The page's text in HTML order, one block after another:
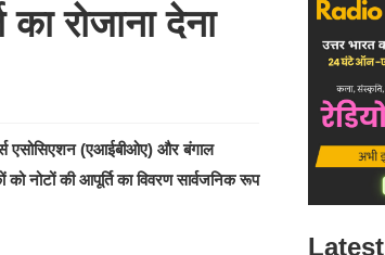
रोजाना देना
एसोसिएशन (एआईबीओए) और बंगाल
नोटों की आपूर्ति का विवरण सार्वजनिक रूप
Latest